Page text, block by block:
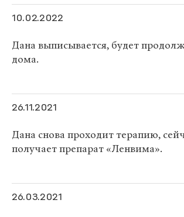
10.02.2022
Дана выписывается, будет
дома.
26.11.2021
Дана снова проходит терапию,
получает препарат «Ленвима».
26.03.2021